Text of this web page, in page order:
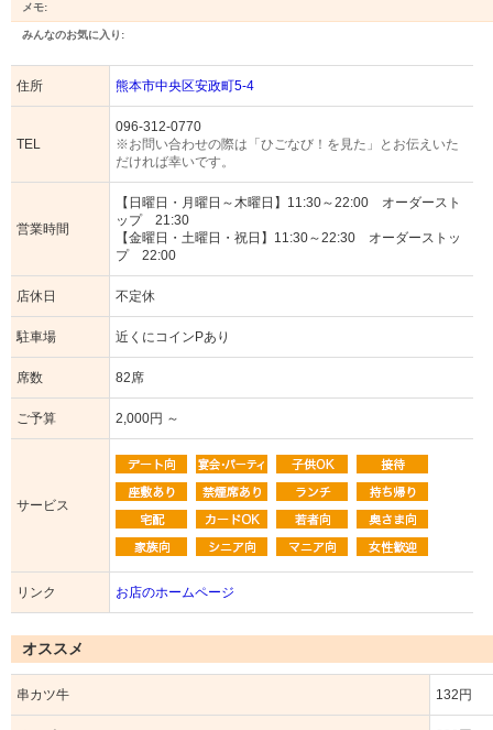
メモ:
みんなのお気に入り:
住所 熊本市中央区安政町5-4
TEL
096-312-0770
※お問い合わせの際は「ひごなび！を見た」とお伝えいた
だければ幸いです。
営業時間
【日曜日・月曜日～木曜日】11:30～22:00 オーダースト
ップ 21:30
【金曜日・土曜日・祝日】11:30～22:30 オーダーストッ
プ 22:00
店休日 不定休
駐車場 近くにコインPあり
席数 82席
ご予算 2,000円 ～
サービス
リンク お店のホームページ
オススメ
串カツ牛 132円